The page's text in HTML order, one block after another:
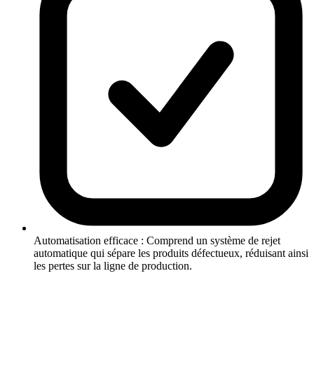
Automatisation efficace : Comprend un système de rejet
automatique qui sépare les produits défectueux, réduisant ainsi
les pertes sur la ligne de production.